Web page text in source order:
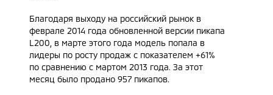
Благодаря выходу на российский рынок в
феврале 2014 года обновленной версии пикапа
L200, в марте этого года модель попала в
лидеры по росту продаж с показателем +61%
по сравнению с мартом 2013 года. За этот
месяц было продано 957 пикапов.